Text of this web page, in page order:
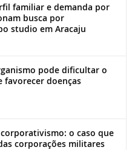
familiar e demanda por
busca por
studio em Aracaju
pode dificultar o
favorecer doenças
o caso que
corporações militares